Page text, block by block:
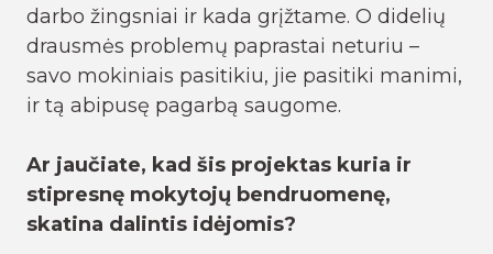
darbo žingsniai ir kada grįžtame. O didelių
drausmės problemų paprastai neturiu –
savo mokiniais pasitikiu, jie pasitiki manimi,
ir tą abipusę pagarbą saugome.
Ar jaučiate, kad šis projektas kuria ir
stipresnę mokytojų bendruomenę,
skatina dalintis idėjomis?